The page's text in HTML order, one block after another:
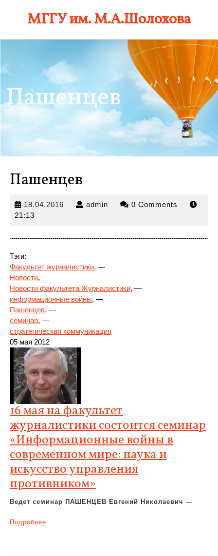
МГГУ им. М.А.Шолохова
Пашенцев
Пашенцев
18.04.2016 18.04.2016
admin admin 0 Comments
21:13
Тэги:
Факультет журналистики, —
Новости, —
Новости факультета Журналистики, —
информационные войны, —
Пашенцев, —
семинар, —
стратегическая коммуникация
05 мая 2012
16 мая на факультет
журналистики состоится семинар
«Информационные войны в
современном мире: наука и
искусство управления
противником»
Ведет семинар ПАШЕНЦЕВ Евгений Николаевич —
Подробнее